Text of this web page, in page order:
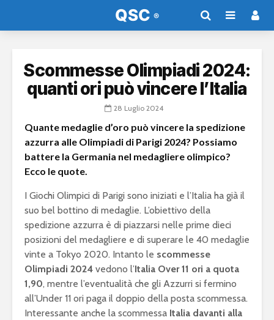
Scommesse Olimpiadi 2024:
quanti ori può vincere l’Italia
28 Luglio 2024
Quante medaglie d’oro può vincere la spedizione
azzurra alle Olimpiadi di Parigi 2024? Possiamo
battere la Germania nel medagliere olimpico?
Ecco le quote.
I Giochi Olimpici di Parigi sono iniziati e l’Italia ha già il
suo bel bottino di medaglie. L’obiettivo della
spedizione azzurra è di piazzarsi nelle prime dieci
posizioni del medagliere e di superare le 40 medaglie
vinte a Tokyo 2020. Intanto le scommesse
Olimpiadi 2024 vedono l’Italia Over 11 ori a quota
1,90, mentre l’eventualità che gli Azzurri si fermino
all’Under 11 ori paga il doppio della posta scommessa.
Interessante anche la scommessa Italia davanti alla